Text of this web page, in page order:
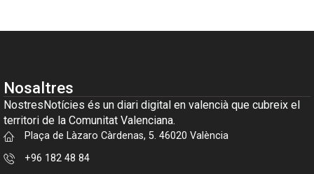
Nosaltres
NostresNotícies és un diari digital en valencià que cubreix el
territori de la Comunitat Valenciana.
Plaça de Làzaro Càrdenas, 5. 46020 València
+96 182 48 84